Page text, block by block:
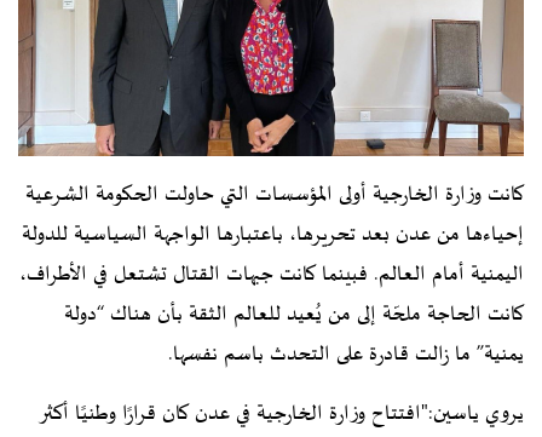
كانت وزارة الخارجية أولى المؤسسات التي حاولت الحكومة الشرعية
إحياءها من عدن بعد تحريرها، باعتبارها الواجهة السياسية للدولة
اليمنية أمام العالم. فبينما كانت جبهات القتال تشتعل في الأطراف،
كانت الحاجة ملحّة إلى من يُعيد للعالم الثقة بأن هناك “دولة
يمنية” ما زالت قادرة على التحدث باسم نفسها.
يروي ياسين:"افتتاح وزارة الخارجية في عدن كان قرارًا وطنيًا أكثر